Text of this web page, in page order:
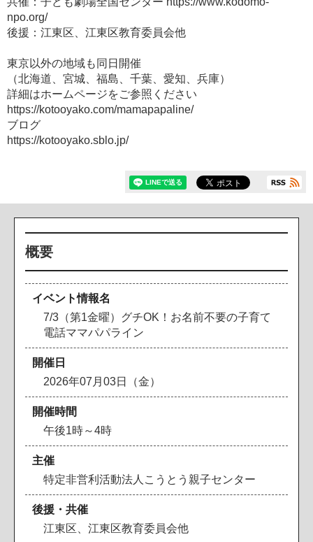
npo.org/
後援：江東区、江東区教育委員会他
東京以外の地域も同日開催
（北海道、宮城、福島、千葉、愛知、兵庫）
詳細はホームページをご参照ください
https://kotooyako.com/mamapapaline/
ブログ
https://kotooyako.sblo.jp/
概要
イベント情報名
7/3（第1金曜）グチOK！お名前不要の子育て
電話ママパパライン
開催日
2026年07月03日（金）
開催時間
午後1時～4時
主催
特定非営利活動法人こうとう親子センター
後援・共催
江東区、江東区教育委員会他